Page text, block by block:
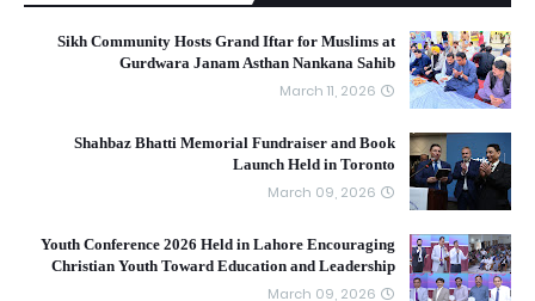
Sikh Community Hosts Grand Iftar for Muslims at
Gurdwara Janam Asthan Nankana Sahib
March 11, 2026
Shahbaz Bhatti Memorial Fundraiser and Book
Launch Held in Toronto
March 09, 2026
Youth Conference 2026 Held in Lahore Encouraging
Christian Youth Toward Education and Leadership
March 09, 2026